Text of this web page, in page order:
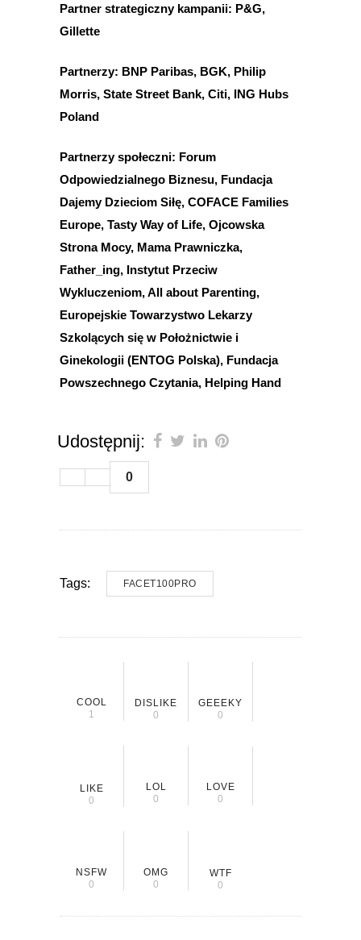
Partner strategiczny kampanii: P&G,
Gillette
Partnerzy: BNP Paribas, BGK, Philip
Morris, State Street Bank, Citi, ING Hubs
Poland
Partnerzy społeczni: Forum
Odpowiedzialnego Biznesu, Fundacja
Dajemy Dzieciom Siłę, COFACE Families
Europe, Tasty Way of Life, Ojcowska
Strona Mocy, Mama Prawniczka,
Father_ing, Instytut Przeciw
Wykluczeniom, All about Parenting,
Europejskie Towarzystwo Lekarzy
Szkolących się w Położnictwie i
Ginekologii (ENTOG Polska), Fundacja
Powszechnego Czytania, Helping Hand
Udostępnij:
0
Tags: FACET100PRO
COOL
1
DISLIKE
0
GEEEKY
0
LIKE
0
LOL
0
LOVE
0
NSFW
0
OMG
0
WTF
0